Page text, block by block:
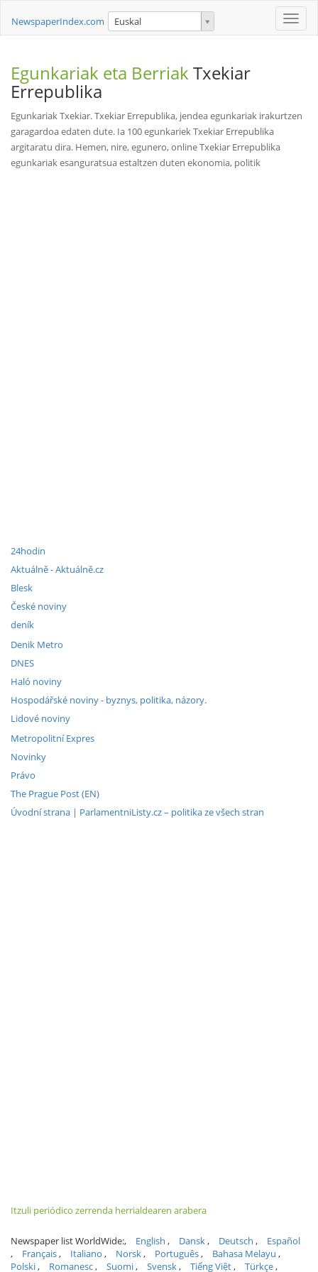
Toggle
NewspaperIndex.com Euskal
Egunkariak eta Berriak Txekiar
Errepublika
Egunkariak Txekiar. Txekiar Errepublika, jendea egunkariak irakurtzen
garagardoa edaten dute. Ia 100 egunkariek Txekiar Errepublika
argitaratu dira. Hemen, nire, egunero, online Txekiar Errepublika
egunkariak esanguratsua estaltzen duten ekonomia, politik
24hodin
Aktuálně - Aktuálně.cz
Blesk
České noviny
deník
Denik Metro
DNES
Haló noviny
Hospodářské noviny - byznys, politika, názory.
Lidové noviny
Metropolitní Expres
Novinky
Právo
The Prague Post (EN)
Úvodní strana | ParlamentniListy.cz – politika ze všech stran
Itzuli periódico zerrenda herrialdearen arabera
Newspaper list WorldWide: English Dansk Deutsch
Español
Français
Italiano Norsk Português
Bahasa Melayu
Polski
Romanesc Suomi Svensk Tiếng Việt Türkçe